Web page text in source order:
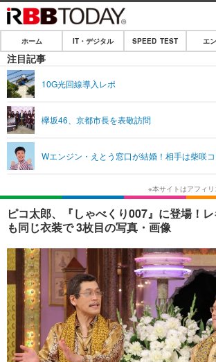
ホーム
IT・デジタル
ショッピング
SPEED TEST
エンタメ
エンタメTOP
音楽
ショッピング
ライフ
ライフTOP
ペット
その他
リリース一覧
プッシュ通知の停止方法
ホーム IT・デジタル SPEED TEST エ
注目記事
10G光回線導入レポ
欅坂46、京都市長を表敬訪問
Wエンジン・えとう窓口が結婚！相手は柴咲
ピコ太郎、『しゃべくり007』に登場！
も同じ衣装で 3枚目の写真・画像